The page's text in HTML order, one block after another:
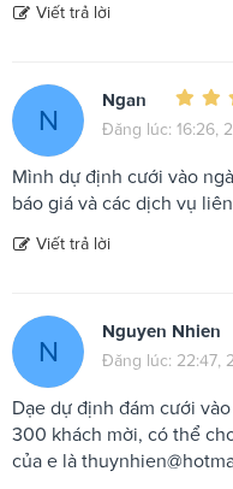
Viết trả lời
N
Ngan
Đăng lúc: 16:26,
Mình dự định cưới vào
báo giá và các dịch vụ
Viết trả lời
N
Nguyen Nhien
Đăng lúc: 22:47,
Dạe dự định đám cưới
300 khách mời, có thể
của e là